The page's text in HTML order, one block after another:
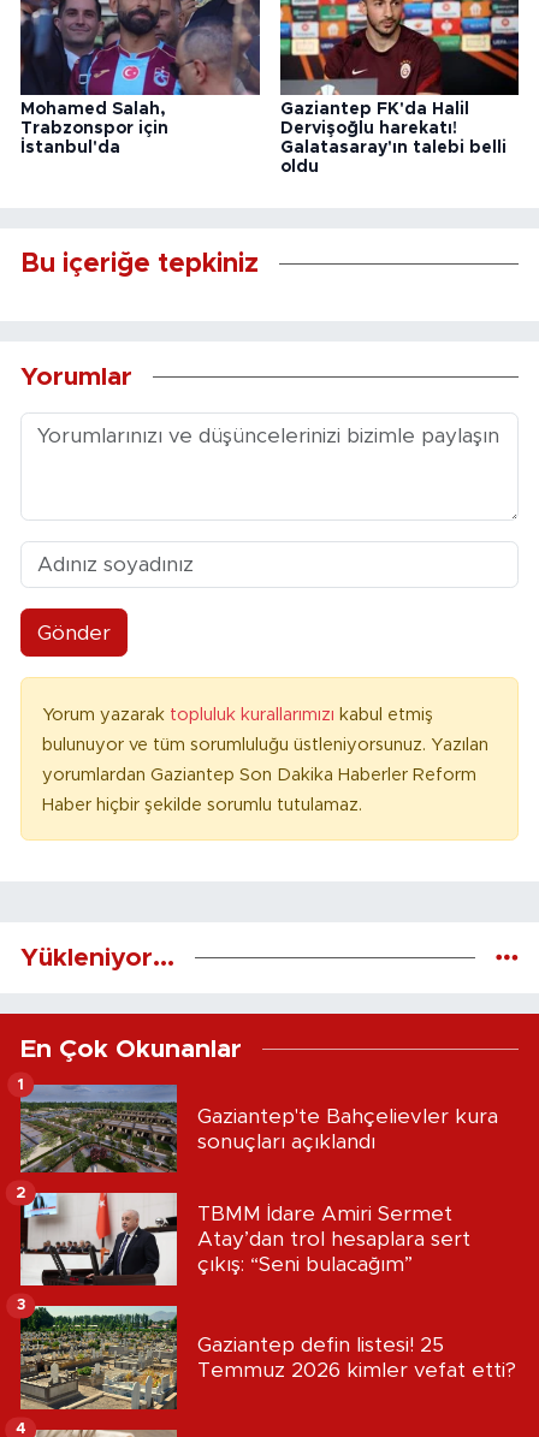
Mohamed Salah,
Trabzonspor için
İstanbul'da
Gaziantep FK'da Halil
Dervişoğlu harekatı!
Galatasaray'ın talebi belli
oldu
Bu içeriğe tepkiniz
Yorumlar
Gönder
Yorum yazarak topluluk kurallarımızı kabul etmiş
bulunuyor ve tüm sorumluluğu üstleniyorsunuz. Yazılan
yorumlardan Gaziantep Son Dakika Haberler Reform
Haber hiçbir şekilde sorumlu tutulamaz.
Yükleniyor...
En Çok Okunanlar
Gaziantep'te Bahçelievler kura
sonuçları açıklandı
1
TBMM İdare Amiri Sermet
Atay’dan trol hesaplara sert
çıkış: “Seni bulacağım”
2
Gaziantep defin listesi! 25
Temmuz 2026 kimler vefat etti?
3
4